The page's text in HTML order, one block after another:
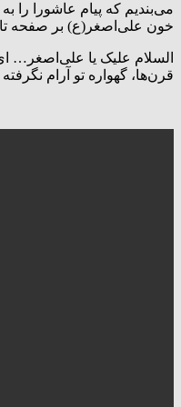
می‌بندیم که پیام عاشورا را
خون علی‌اصغر(ع) بر صفحه
السلام علیک یا علی‌اصغر…
قرن‌ها، گهواره تو آرام